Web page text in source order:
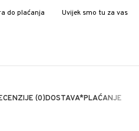
do plaćanja Uvijek smo tu za vas
(0)DOSTAVA*PLAĆANJE